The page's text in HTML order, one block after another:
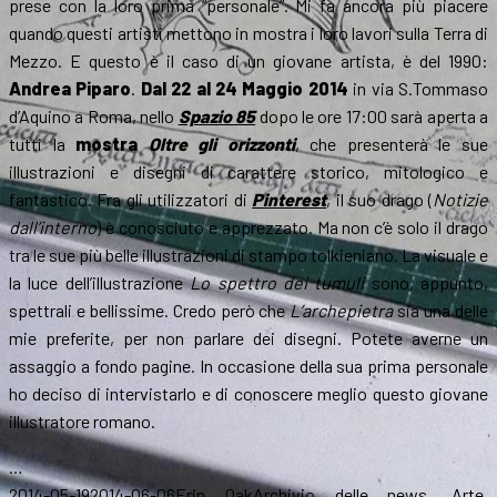
prese con la loro prima “personale”. Mi fa ancora più piacere
quando questi artisti mettono in mostra i loro lavori sulla Terra di
Mezzo. E questo è il caso di un giovane artista, è del 1990:
Andrea Piparo. Dal 22 al 24 Maggio 2014 in via S.Tommaso
d’Aquino a Roma, nello Spazio 85dopo le ore 17:00 sarà aperta a
tutti la mostraOltre gli orizzonti, che presenterà le sue
illustrazioni e disegni di carattere storico, mitologico e
fantastico. Fra gli utilizzatori di Pinterest, il suo drago (Notizie
dall’interno) è conosciuto e apprezzato. Ma non c’è solo il drago
tra le sue più belle illustrazioni di stampo tolkieniano. La visuale e
la luce dell’illustrazioneLo spettro dei tumulisono, appunto,
spettrali e bellissime. Credo però cheL’archepietrasia una delle
mie preferite, per non parlare dei disegni. Potete averne un
assaggio a fondo pagine. In occasione della sua prima personale
ho deciso di intervistarlo e di conoscere meglio questo giovane
illustratore romano.
…